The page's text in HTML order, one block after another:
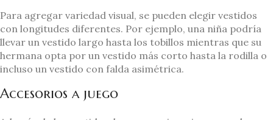
Para agregar variedad visual, se pueden elegir vestidos
con longitudes diferentes. Por ejemplo, una niña podría
llevar un vestido largo hasta los tobillos mientras que su
hermana opta por un vestido más corto hasta la rodilla o
incluso un vestido con falda asimétrica.
Accesorios a juego